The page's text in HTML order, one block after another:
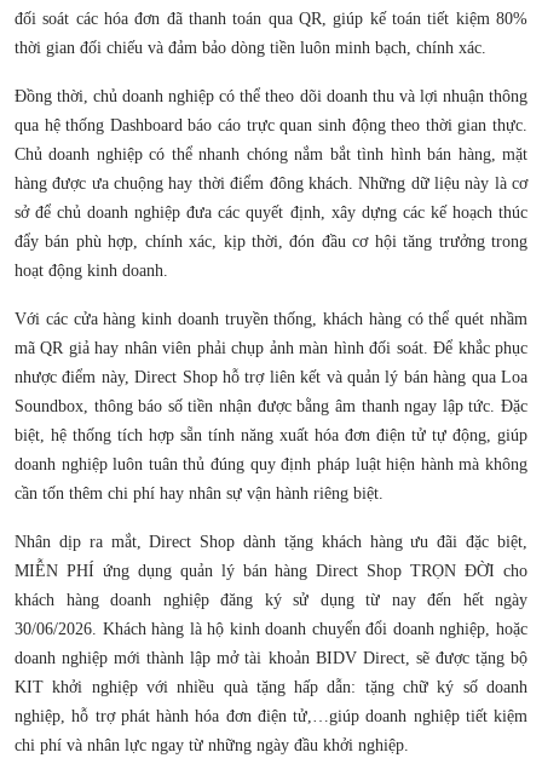
đối soát các hóa đơn đã thanh toán qua QR, giúp kế toán tiết kiệm 80%
thời gian đối chiếu và đảm bảo dòng tiền luôn minh bạch, chính xác.
Đồng thời, chủ doanh nghiệp có thể theo dõi doanh thu và lợi nhuận thông
qua hệ thống Dashboard báo cáo trực quan sinh động theo thời gian thực.
Chủ doanh nghiệp có thể nhanh chóng nắm bắt tình hình bán hàng, mặt
hàng được ưa chuộng hay thời điểm đông khách. Những dữ liệu này là cơ
sở để chủ doanh nghiệp đưa các quyết định, xây dựng các kế hoạch thúc
đẩy bán phù hợp, chính xác, kịp thời, đón đầu cơ hội tăng trưởng trong
hoạt động kinh doanh.
Với các cửa hàng kinh doanh truyền thống, khách hàng có thể quét nhầm
mã QR giả hay nhân viên phải chụp ảnh màn hình đối soát. Để khắc phục
nhược điểm này, Direct Shop hỗ trợ liên kết và quản lý bán hàng qua Loa
Soundbox, thông báo số tiền nhận được bằng âm thanh ngay lập tức. Đặc
biệt, hệ thống tích hợp sẵn tính năng xuất hóa đơn điện tử tự động, giúp
doanh nghiệp luôn tuân thủ đúng quy định pháp luật hiện hành mà không
cần tốn thêm chi phí hay nhân sự vận hành riêng biệt.
Nhân dịp ra mắt, Direct Shop dành tặng khách hàng ưu đãi đặc biệt,
MIỄN PHÍ ứng dụng quản lý bán hàng Direct Shop TRỌN ĐỜI cho
khách hàng doanh nghiệp đăng ký sử dụng từ nay đến hết ngày
30/06/2026. Khách hàng là hộ kinh doanh chuyển đổi doanh nghiệp, hoặc
doanh nghiệp mới thành lập mở tài khoản BIDV Direct, sẽ được tặng bộ
KIT khởi nghiệp với nhiều quà tặng hấp dẫn: tặng chữ ký số doanh
nghiệp, hỗ trợ phát hành hóa đơn điện tử,…giúp doanh nghiệp tiết kiệm
chi phí và nhân lực ngay từ những ngày đầu khởi nghiệp.